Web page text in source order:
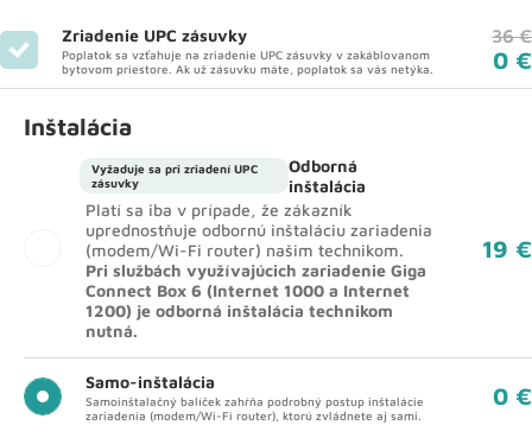
Zriadenie UPC zásuvky
Poplatok sa vzťahuje na zriadenie UPC zásuvky v zakáblovanom
bytovom priestore. Ak už zásuvku máte, poplatok sa vás netýka.
36 €
0 €
Inštalácia
Vyžaduje sa pri zriadení UPC
zásuvky
Odborná
inštalácia
Platí sa iba v prípade, že zákazník
uprednostňuje odbornú inštaláciu zariadenia
(modem/Wi-Fi router) našim technikom.
Pri službách využívajúcich zariadenie Giga
Connect Box 6 (Internet 1000 a Internet
1200) je odborná inštalácia technikom
nutná.
19 €
Samo-inštalácia
Samoinštalačný balíček zahŕňa podrobný postup inštalácie
zariadenia (modem/Wi-Fi router), ktorú zvládnete aj sami.
0 €